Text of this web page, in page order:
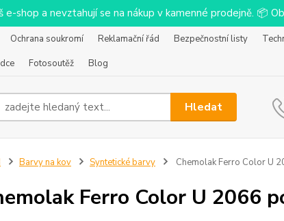
shop a nevztahují se na nákup v kamenné prodejně. 📦
Ochrana soukromí Reklamační řád Bezpečnostní listy
Fotosoutěž Blog
Hledat
Barvy na kov Syntetické barvy Chemolak Ferro Color U
Ferro Color U 2066